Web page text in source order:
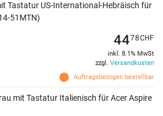
Tastatur US-International-Hebräisch für
51MTN)
Auftragsbezogen bestellbar
4478CHF
inkl. 8.1% MwSt
zzgl. Versandkosten
mit Tastatur Italienisch für Acer Aspire